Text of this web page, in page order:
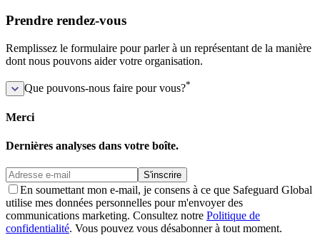
Prendre rendez-vous
Remplissez le formulaire pour parler à un représentant de la manière
dont nous pouvons aider votre organisation.
Que pouvons-nous faire pour vous?*
Merci
Dernières analyses dans votre boîte.
S'inscrire
En soumettant mon e-mail, je consens à ce que Safeguard Global
utilise mes données personnelles pour m'envoyer des
communications marketing. Consultez notre Politique de
confidentialité. Vous pouvez vous désabonner à tout moment.